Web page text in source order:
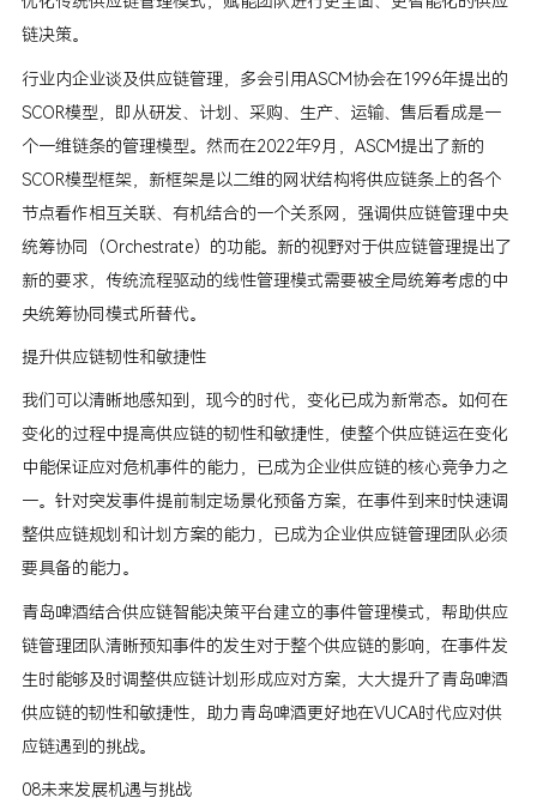
链决策。
行业内企业谈及供应链管理，多会引用ASCM协会在1996年提出的
SCOR模型，即从研发、计划、采购、生产、运输、售后看成是一
个一维链条的管理模型。然而在2022年9月，ASCM提出了新的
SCOR模型框架，新框架是以二维的网状结构将供应链条上的各个
节点看作相互关联、有机结合的一个关系网，强调供应链管理中央
统筹协同（Orchestrate）的功能。新的视野对于供应链管理提出了
新的要求，传统流程驱动的线性管理模式需要被全局统筹考虑的中
央统筹协同模式所替代。
提升供应链韧性和敏捷性
我们可以清晰地感知到，现今的时代，变化已成为新常态。如何在
变化的过程中提高供应链的韧性和敏捷性，使整个供应链运在变化
中能保证应对危机事件的能力，已成为企业供应链的核心竞争力之
一。针对突发事件提前制定场景化预备方案，在事件到来时快速调
整供应链规划和计划方案的能力，已成为企业供应链管理团队必须
要具备的能力。
青岛啤酒结合供应链智能决策平台建立的事件管理模式，帮助供应
链管理团队清晰预知事件的发生对于整个供应链的影响，在事件发
生时能够及时调整供应链计划形成应对方案，大大提升了青岛啤酒
供应链的韧性和敏捷性，助力青岛啤酒更好地在VUCA时代应对供
应链遇到的挑战。
08未来发展机遇与挑战